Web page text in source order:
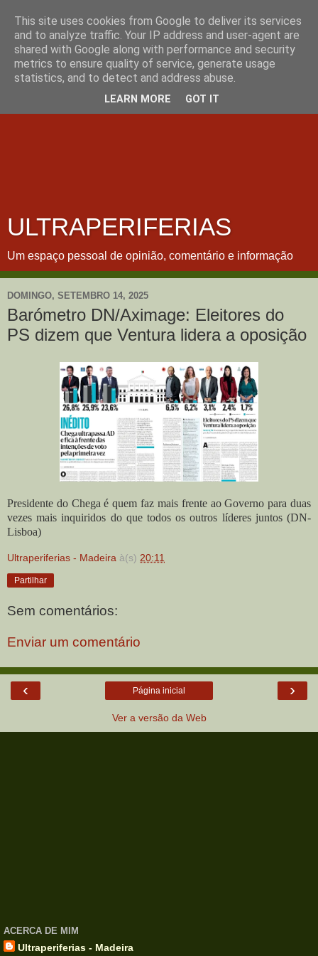
ULTRAPERIFERIAS
Um espaço pessoal de opinião, comentário e informação
DOMINGO, SETEMBRO 14, 2025
Barómetro DN/Aximage: Eleitores do
PS dizem que Ventura lidera a oposição
Presidente do Chega é quem faz mais frente ao Governo para duas
vezes mais inquiridos do que todos os outros líderes juntos (DN-
Lisboa)
Ultraperiferias - Madeira à(s) 20:11
Partilhar
Sem comentários:
Enviar um comentário
‹ ›
Página inicial
Ver a versão da Web
ACERCA DE MIM
Ultraperiferias - Madeira
This site uses cookies from Google to deliver its services
and to analyze traffic. Your IP address and user-agent are
shared with Google along with performance and security
metrics to ensure quality of service, generate usage
statistics, and to detect and address abuse.
LEARN MORE GOT IT